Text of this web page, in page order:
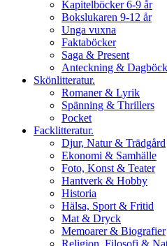
Kapitelböcker 6-9 år
Bokslukaren 9-12 år
Unga vuxna
Faktaböcker
Saga & Present
Anteckning &
Skönlitteratur.
Romaner & Lyrik
Spänning & Thrillers
Pocket
Facklitteratur.
Djur, Natur & Trädgård
Ekonomi & Samhälle
Foto, Konst & Teater
Hantverk & Hobby
Historia
Hälsa, Sport & Fritid
Mat & Dryck
Memoarer & Biografier
Religion, Filosofi &